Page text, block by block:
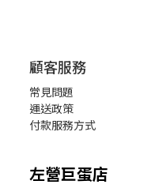
顧客服務
常見問題
運送政策
付款服務方式
左營巨蛋店